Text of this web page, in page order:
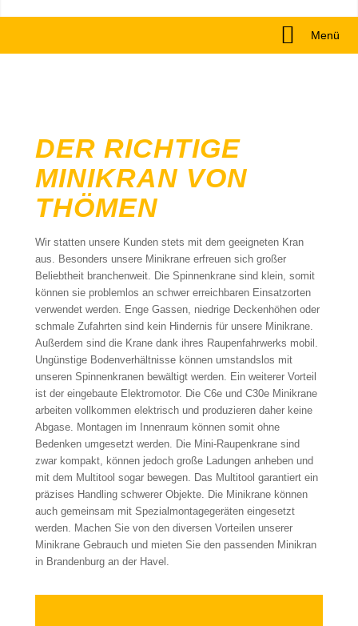
Menü
DER RICHTIGE
MINIKRAN VON
THÖMEN
Wir statten unsere Kunden stets mit dem geeigneten Kran
aus. Besonders unsere Minikrane erfreuen sich großer
Beliebtheit branchenweit. Die Spinnenkrane sind klein, somit
können sie problemlos an schwer erreichbaren Einsatzorten
verwendet werden. Enge Gassen, niedrige Deckenhöhen oder
schmale Zufahrten sind kein Hindernis für unsere Minikrane.
Außerdem sind die Krane dank ihres Raupenfahrwerks mobil.
Ungünstige Bodenverhältnisse können umstandslos mit
unseren Spinnenkranen bewältigt werden. Ein weiterer Vorteil
ist der eingebaute Elektromotor. Die C6e und C30e Minikrane
arbeiten vollkommen elektrisch und produzieren daher keine
Abgase. Montagen im Innenraum können somit ohne
Bedenken umgesetzt werden. Die Mini-Raupenkrane sind
zwar kompakt, können jedoch große Ladungen anheben und
mit dem Multitool sogar bewegen. Das Multitool garantiert ein
präzises Handling schwerer Objekte. Die Minikrane können
auch gemeinsam mit Spezialmontagegeräten eingesetzt
werden. Machen Sie von den diversen Vorteilen unserer
Minikrane Gebrauch und mieten Sie den passenden Minikran
in Brandenburg an der Havel.